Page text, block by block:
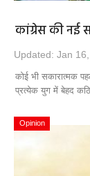
कांग्रेस की नई
Updated: Jan
कोई भी सकारात्मक
प्रत्येक युग में बेहद
Opinion